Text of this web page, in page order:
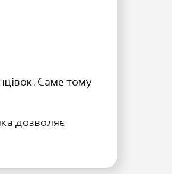
Саме тому
дозволяє